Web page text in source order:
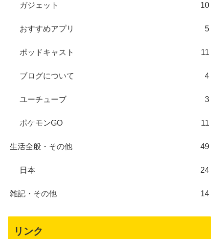
ガジェット 10
おすすめアプリ 5
ポッドキャスト 11
ブログについて 4
ユーチューブ 3
ポケモンGO 11
生活全般・その他 49
日本 24
雑記・その他 14
リンク